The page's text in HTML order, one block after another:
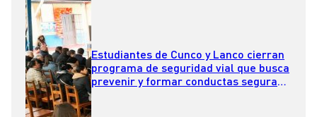
Estudiantes de Cunco y Lanco cierran
programa de seguridad vial que busca
prevenir y formar conductas seguras